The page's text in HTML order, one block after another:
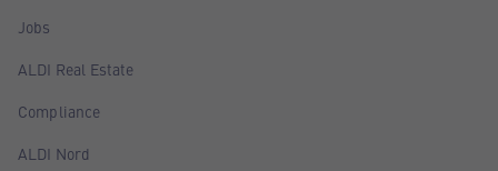
Jobs
ALDI Real Estate
Compliance
ALDI Nord